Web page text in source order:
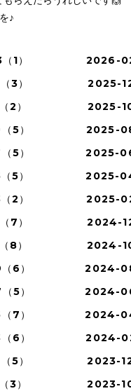
♪
1）
2026-
3）
2025-12
2）
2025-10
5）
2025-
5）
2025-
5）
2025-
2）
2025-
7）
2024-12
8）
2024-
6）
2024-
5）
2024-
7）
2024-
6）
2024-
5）
2023-12
3）
2023-10